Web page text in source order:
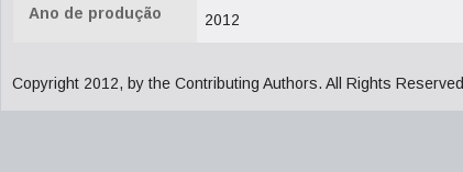
Ano de produção 2012
Copyright 2012, by the Contributing Authors. All Rights Reserved